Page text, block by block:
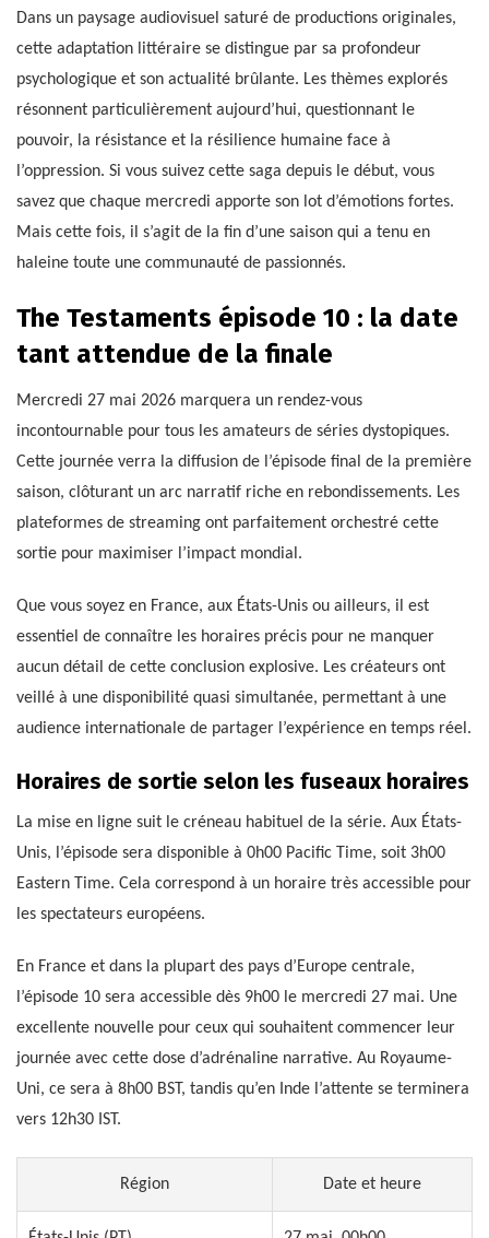
Dans un paysage audiovisuel saturé de productions originales,
cette adaptation littéraire se distingue par sa profondeur
psychologique et son actualité brûlante. Les thèmes explorés
résonnent particulièrement aujourd’hui, questionnant le
pouvoir, la résistance et la résilience humaine face à
l’oppression. Si vous suivez cette saga depuis le début, vous
savez que chaque mercredi apporte son lot d’émotions fortes.
Mais cette fois, il s’agit de la fin d’une saison qui a tenu en
haleine toute une communauté de passionnés.
The Testaments épisode 10 : la date
tant attendue de la finale
Mercredi 27 mai 2026 marquera un rendez-vous
incontournable pour tous les amateurs de séries dystopiques.
Cette journée verra la diffusion de l’épisode final de la première
saison, clôturant un arc narratif riche en rebondissements. Les
plateformes de streaming ont parfaitement orchestré cette
sortie pour maximiser l’impact mondial.
Que vous soyez en France, aux États-Unis ou ailleurs, il est
essentiel de connaître les horaires précis pour ne manquer
aucun détail de cette conclusion explosive. Les créateurs ont
veillé à une disponibilité quasi simultanée, permettant à une
audience internationale de partager l’expérience en temps réel.
Horaires de sortie selon les fuseaux horaires
La mise en ligne suit le créneau habituel de la série. Aux États-
Unis, l’épisode sera disponible à 0h00 Pacific Time, soit 3h00
Eastern Time. Cela correspond à un horaire très accessible pour
les spectateurs européens.
En France et dans la plupart des pays d’Europe centrale,
l’épisode 10 sera accessible dès 9h00 le mercredi 27 mai. Une
excellente nouvelle pour ceux qui souhaitent commencer leur
journée avec cette dose d’adrénaline narrative. Au Royaume-
Uni, ce sera à 8h00 BST, tandis qu’en Inde l’attente se terminera
vers 12h30 IST.
Région Date et heure